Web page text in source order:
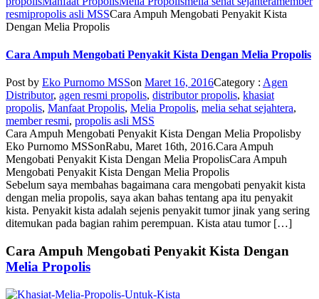
resmipropolis asli MSSCara Ampuh Mengobati Penyakit Kista
Dengan Melia Propolis
Cara Ampuh Mengobati Penyakit Kista Dengan Melia Propolis
Post by Eko Purnomo MSSon Maret 16, 2016Category : Agen
Distributor, agen resmi propolis, distributor propolis, khasiat
propolis, Manfaat Propolis, Melia Propolis, melia sehat sejahtera,
member resmi, propolis asli MSS
Cara Ampuh Mengobati Penyakit Kista Dengan Melia Propolisby
Eko Purnomo MSSonRabu, Maret 16th, 2016.Cara Ampuh
Mengobati Penyakit Kista Dengan Melia PropolisCara Ampuh
Mengobati Penyakit Kista Dengan Melia Propolis
Sebelum saya membahas bagaimana cara mengobati penyakit kista
dengan melia propolis, saya akan bahas tentang apa itu penyakit
kista. Penyakit kista adalah sejenis penyakit tumor jinak yang sering
ditemukan pada bagian rahim perempuan. Kista atau tumor […]
Cara Ampuh Mengobati Penyakit Kista Dengan
Melia Propolis